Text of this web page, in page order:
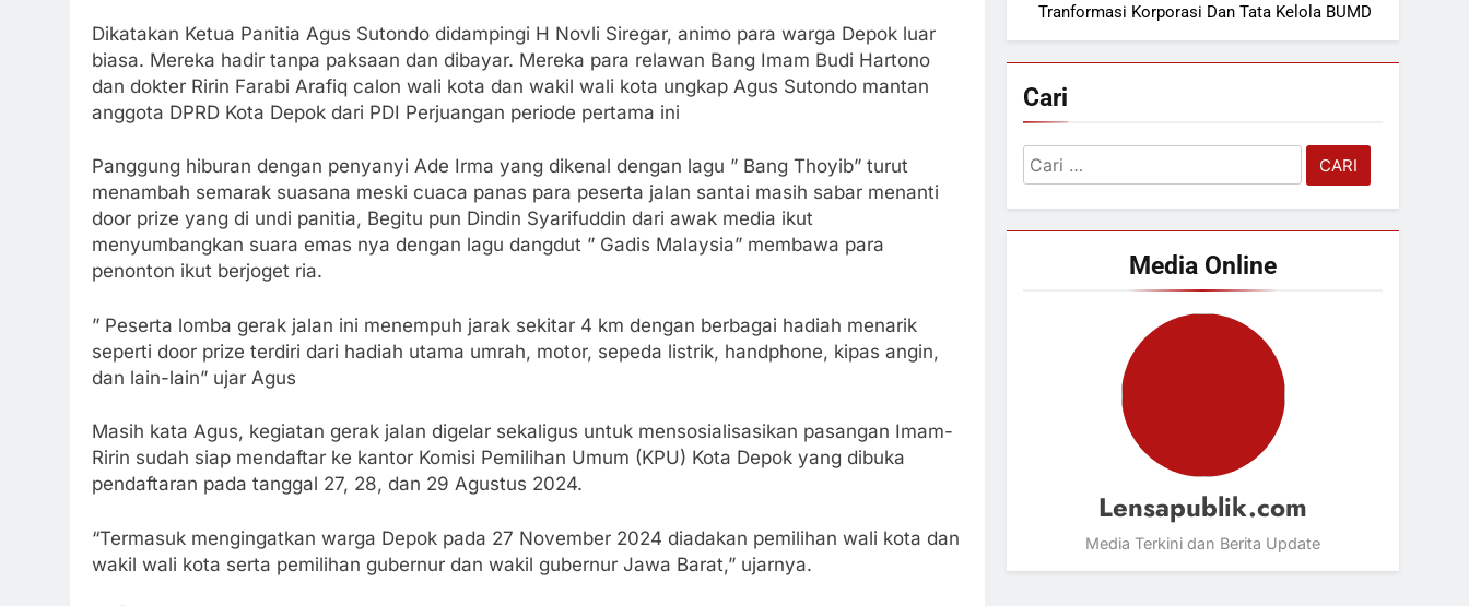
Dikatakan Ketua Panitia Agus Sutondo didampingi H Novli Siregar, animo para warga Depok luar
biasa. Mereka hadir tanpa paksaan dan dibayar. Mereka para relawan Bang Imam Budi Hartono
dan dokter Ririn Farabi Arafiq calon wali kota dan wakil wali kota ungkap Agus Sutondo mantan
anggota DPRD Kota Depok dari PDI Perjuangan periode pertama ini
Panggung hiburan dengan penyanyi Ade Irma yang dikenal dengan lagu ” Bang Thoyib” turut
menambah semarak suasana meski cuaca panas para peserta jalan santai masih sabar menanti
door prize yang di undi panitia, Begitu pun Dindin Syarifuddin dari awak media ikut
menyumbangkan suara emas nya dengan lagu dangdut ” Gadis Malaysia” membawa para
penonton ikut berjoget ria.
” Peserta lomba gerak jalan ini menempuh jarak sekitar 4 km dengan berbagai hadiah menarik
seperti door prize terdiri dari hadiah utama umrah, motor, sepeda listrik, handphone, kipas angin,
dan lain-lain” ujar Agus
Masih kata Agus, kegiatan gerak jalan digelar sekaligus untuk mensosialisasikan pasangan Imam-
Ririn sudah siap mendaftar ke kantor Komisi Pemilihan Umum (KPU) Kota Depok yang dibuka
pendaftaran pada tanggal 27, 28, dan 29 Agustus 2024.
“Termasuk mengingatkan warga Depok pada 27 November 2024 diadakan pemilihan wali kota dan
wakil wali kota serta pemilihan gubernur dan wakil gubernur Jawa Barat,” ujarnya.
Tranformasi Korporasi Dan Tata Kelola BUMD
Cari
Cari
untuk:
Media Online
Lensapublik.com
Media Terkini dan Berita Update